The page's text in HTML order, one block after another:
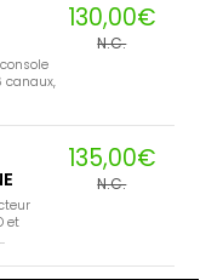
canaux,
130,00€
N.C.
et
135,00€
N.C.